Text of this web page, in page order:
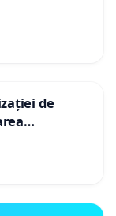
de